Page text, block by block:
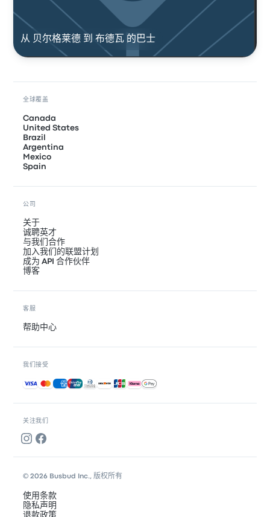
从 贝尔格莱德 到 布德瓦 的巴士
关注我们
全球覆盖
Canada
United States
Brazil
Argentina
Mexico
Spain
公司
关于
诚聘英才
与我们合作
加入我们的联盟计划
成为 API 合作伙伴
博客
客服
帮助中心
我们接受
接受的付款方式
© 2026 Busbud Inc., 版权所有
使用条款
隐私声明
退款政策